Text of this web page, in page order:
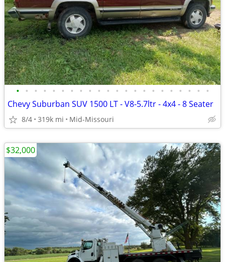
• • • • • • • • • • • • • • • • • • • • • •
Chevy Suburban SUV 1500 LT - V8-5.7ltr - 4x4 - 8 Seater
8/4 319k mi Mid-Missouri
$32,000